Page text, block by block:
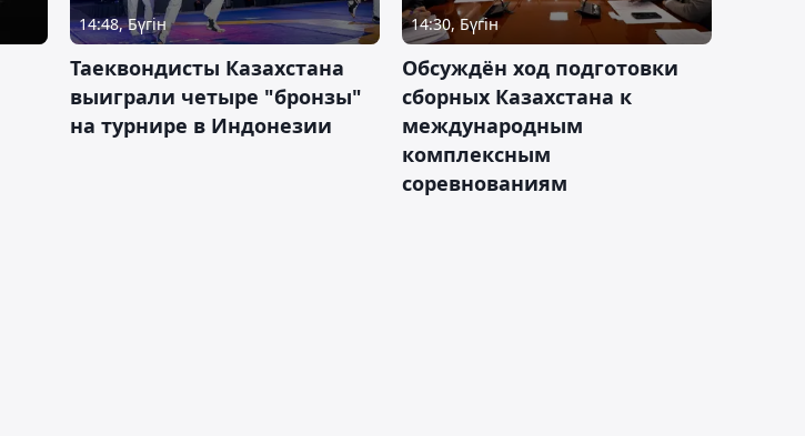
14:48, Бүгін
Таеквондисты Казахстана
выиграли четыре "бронзы"
на турнире в Индонезии
14:30, Бүгін
Обсуждён ход подготовки
сборных Казахстана к
международным
комплексным
соревнованиям